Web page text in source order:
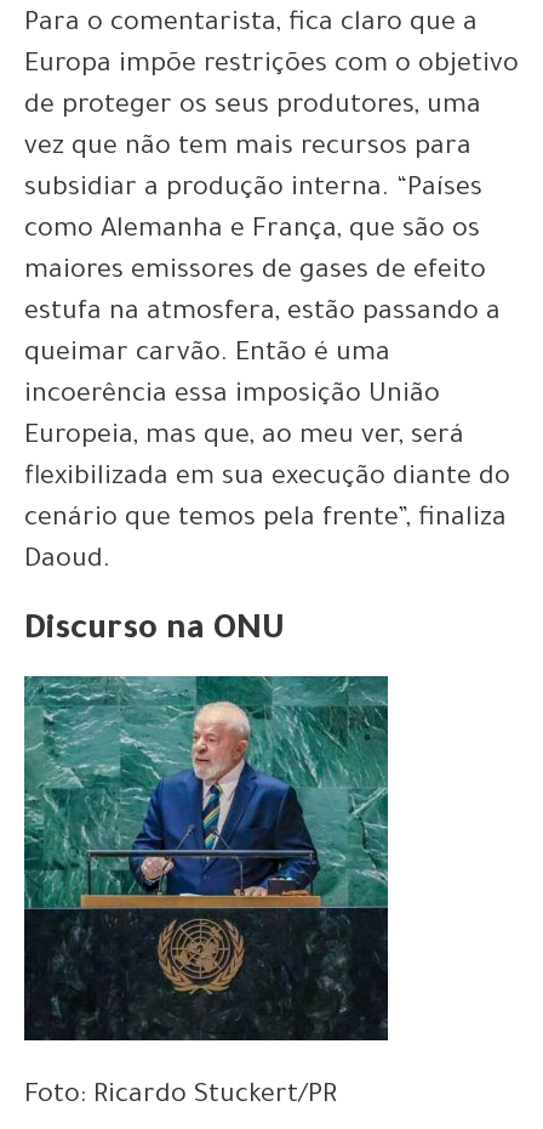
Para o comentarista, fica claro que a
Europa impõe restrições com o objetivo
de proteger os seus produtores, uma
vez que não tem mais recursos para
subsidiar a produção interna. “Países
como Alemanha e França, que são os
maiores emissores de gases de efeito
estufa na atmosfera, estão passando a
queimar carvão. Então é uma
incoerência essa imposição União
Europeia, mas que, ao meu ver, será
flexibilizada em sua execução diante do
cenário que temos pela frente”, finaliza
Daoud.
Discurso na ONU
Foto: Ricardo Stuckert/PR